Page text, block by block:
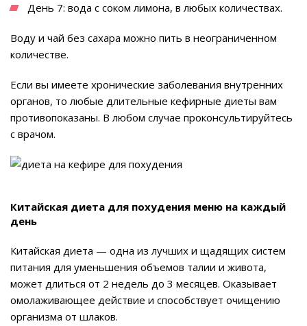
День 7: вода с соком лимона, в любых количествах.
Воду и чай без сахара можно пить в неограниченном
количестве.
Если вы имеете хронические заболевания внутренних
органов, то любые длительные кефирные диеты вам
противопоказаны. В любом случае проконсультируйтесь
с врачом.
Китайская диета для похудения меню на каждый
день
Китайская диета — одна из лучших и щадящих систем
питания для уменьшения объемов талии и живота,
может длиться от 2 недель до 3 месяцев. Оказывает
омолаживающее действие и способствует очищению
организма от шлаков.